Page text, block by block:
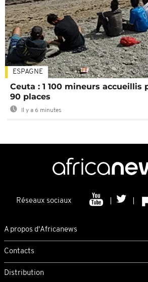
ESPAGNE
Ceuta : 1 100 mineurs accueillis
90 places
Il y a 6 minutes
Réseaux sociaux
A propos d'Africanews
Contacts
Distribution